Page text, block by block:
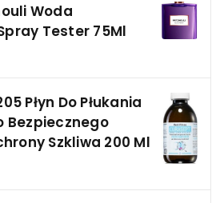
Woda
Tester 75Ml
Płyn Do Płukania
Bezpiecznego
Szkliwa 200 Ml